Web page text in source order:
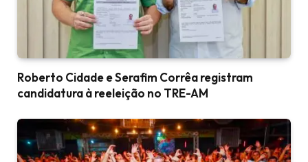
Roberto Cidade e Serafim Corrêa registram
candidatura à reeleição no TRE-AM